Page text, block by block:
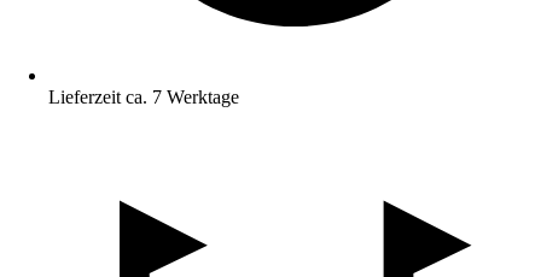
Lieferzeit ca. 7 Werktage